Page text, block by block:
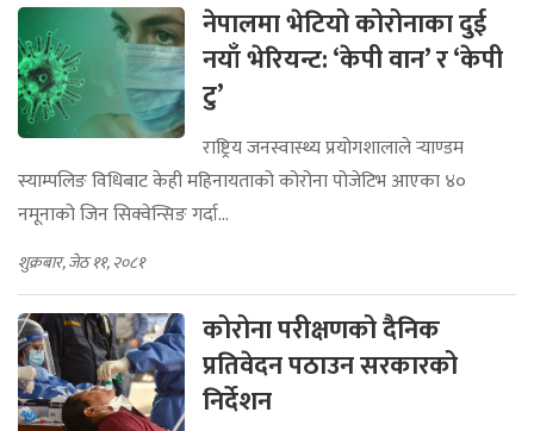
नेपालमा भेटियो कोरोनाका दुई
नयाँ भेरियन्ट: ‘केपी वान’ र ‘केपी
टु’
राष्ट्रिय जनस्वास्थ्य प्रयोगशालाले र्‍याण्डम
स्याम्पलिङ विधिबाट केही महिनायताको कोरोना पोजेटिभ आएका ४०
नमूनाको जिन सिक्वेन्सिङ गर्दा...
शुक्रबार, जेठ ११, २०८१
कोरोना परीक्षणको दैनिक
प्रतिवेदन पठाउन सरकारको
निर्देशन